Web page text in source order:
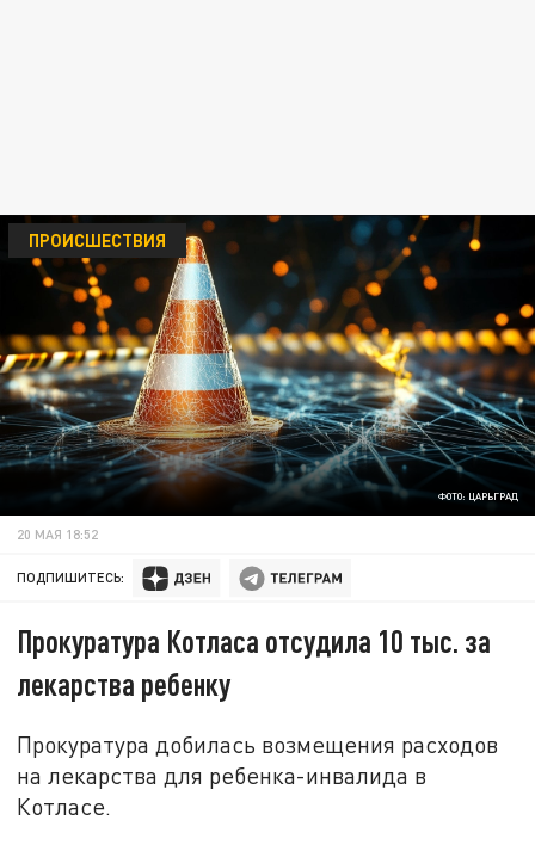
ФОТО: ЦАРЬГРАД
ПРОИСШЕСТВИЯ
20 МАЯ 18:52
ПОДПИШИТЕСЬ:
Прокуратура Котласа отсудила 10 тыс. за
лекарства ребенку
Прокуратура добилась возмещения расходов
на лекарства для ребенка-инвалида в
Котласе.